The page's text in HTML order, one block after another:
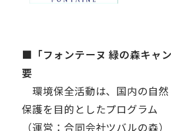
■「フォンテーヌ 緑の森キャ
要
環境保全活動は、国内の自然
保護を目的としたプログラム
（運営：合同会社ツバルの森）